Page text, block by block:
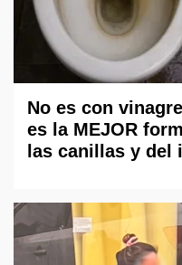
No es con
es la MEJOR
las canillas y del